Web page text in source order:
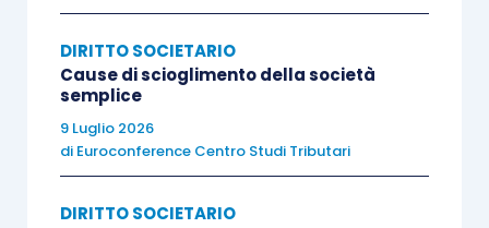
quali dovranno affiancare gli amministratori nel
compito di ridefinire il sistema di gestione, in
funzione della prevenzione della crisi di impresa.
L’organo di gestione delle societànel definire gli
assetti organizzativi anti-crisi,deve, da un lato,
istituire e configurare il relativo assetto in
DIRITTO SOCIETARIO
Cause di scioglimento della società
semplice
9 Luglio 2026
di Euroconference Centro Studi Tributari
DIRITTO SOCIETARIO